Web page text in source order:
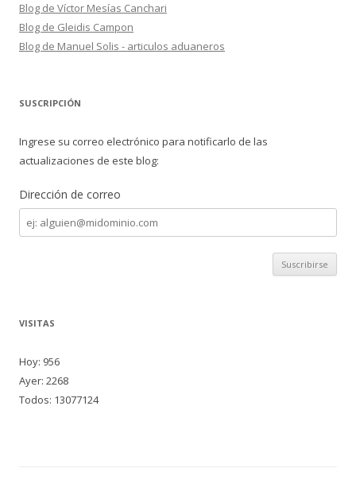
Blog de Víctor Mesías Canchari
Blog de Gleidis Campon
Blog de Manuel Solis - articulos aduaneros
SUSCRIPCIÓN
Ingrese su correo electrónico para notificarlo de las
actualizaciones de este blog:
Dirección de correo
Dirección
de
correo
VISITAS
Hoy: 956
Ayer: 2268
Todos: 13077124